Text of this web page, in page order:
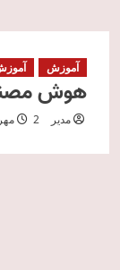
آموزش
هوش
مدیر 2 مهر 1404